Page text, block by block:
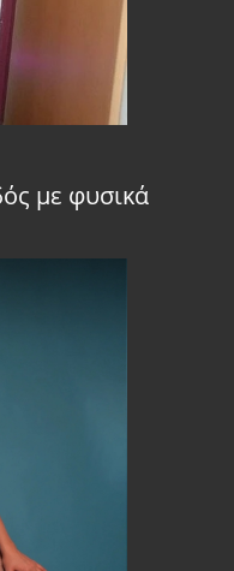
με φυσικά